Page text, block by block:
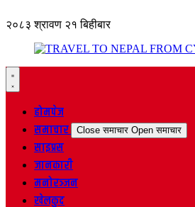
२०८३ श्रावण २१ बिहीबार
होमपेज
समाचार Close समाचार Open समाचार
साइप्रस
जानकारी
मनोरञ्जन
खेलकुद